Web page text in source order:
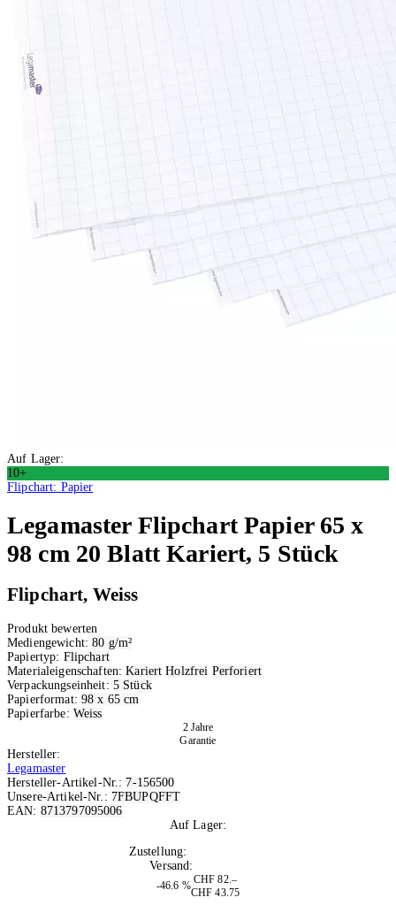
Auf Lager:
10+
Flipchart: Papier
LegamasterFlipchart Papier 65 x
98 cm 20 Blatt Kariert, 5 Stück
Flipchart, Weiss
Produkt bewerten
Mediengewicht:80 g/m²
Papiertyp: Flipchart
Materialeigenschaften:Kariert Holzfrei Perforiert
Verpackungseinheit: 5 Stück
Papierformat: 98 x 65 cm
Papierfarbe: Weiss
2 Jahre
Garantie
Hersteller:
Legamaster
Hersteller-Artikel-Nr.: 7-156500
Unsere-Artikel-Nr.: 7FBUPQFFT
EAN: 8713797095006
Auf Lager:
Zustellung:
Versand:
-46.6 %
CHF 82.–
CHF 43.75